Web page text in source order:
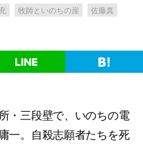
牧師といのちの崖
佐藤真
・三段壁で、いのちの電
一。自殺志願者たちを死